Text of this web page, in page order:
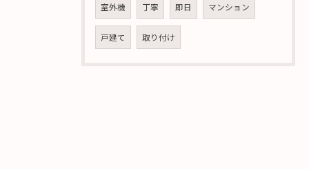
室外機 丁寧 即日 マンション
戸建て 取り付け